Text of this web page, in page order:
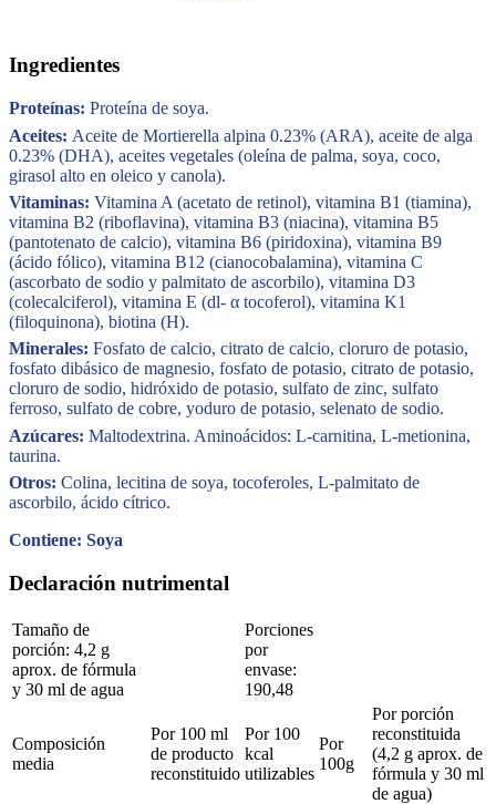
Ingredientes
Proteínas: Proteína de soya.
Aceites: Aceite de Mortierella alpina 0.23% (ARA), aceite de alga
0.23% (DHA), aceites vegetales (oleína de palma, soya, coco,
girasol alto en oleico y canola).
Vitaminas: Vitamina A (acetato de retinol), vitamina B1 (tiamina),
vitamina B2 (riboflavina), vitamina B3 (niacina), vitamina B5
(pantotenato de calcio), vitamina B6 (piridoxina), vitamina B9
(ácido fólico), vitamina B12 (cianocobalamina), vitamina C
(ascorbato de sodio y palmitato de ascorbilo), vitamina D3
(colecalciferol), vitamina E (dl- α tocoferol), vitamina K1
(filoquinona), biotina (H).
Minerales: Fosfato de calcio, citrato de calcio, cloruro de potasio,
fosfato dibásico de magnesio, fosfato de potasio, citrato de potasio,
cloruro de sodio, hidróxido de potasio, sulfato de zinc, sulfato
ferroso, sulfato de cobre, yoduro de potasio, selenato de sodio.
Azúcares: Maltodextrina. Aminoácidos: L-carnitina, L-metionina,
taurina.
Otros: Colina, lecitina de soya, tocoferoles, L-palmitato de
ascorbilo, ácido cítrico.
Contiene: Soya
Declaración nutrimental
Tamaño de
porción: 4,2 g
aprox. de fórmula
y 30 ml de agua
Porciones
por
envase:
190,48
Composición
media
Por 100 ml
de producto
reconstituido
Por 100
kcal
utilizables
Por
100g
Por porción
reconstituida
(4,2 g aprox. de
fórmula y 30 ml
de agua)